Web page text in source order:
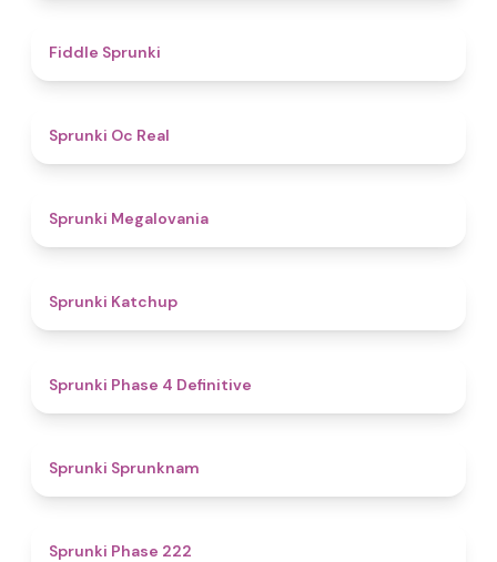
Fiddle Sprunki
Sprunki Oc Real
Sprunki Megalovania
Sprunki Katchup
Sprunki Phase 4 Definitive
Sprunki Sprunknam
Sprunki Phase 222